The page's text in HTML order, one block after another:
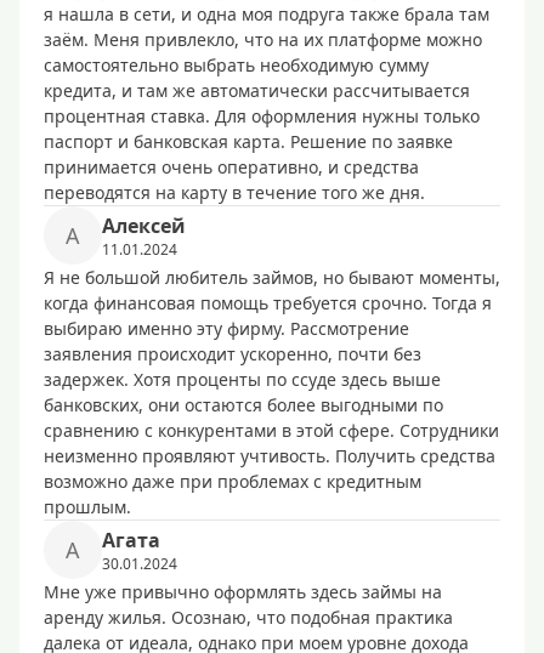
я нашла в сети, и одна моя подруга также брала там
заём. Меня привлекло, что на их платформе можно
самостоятельно выбрать необходимую сумму
кредита, и там же автоматически рассчитывается
процентная ставка. Для оформления нужны только
паспорт и банковская карта. Решение по заявке
принимается очень оперативно, и средства
переводятся на карту в течение того же дня.
А Алексей
11.01.2024
Я не большой любитель займов, но бывают моменты,
когда финансовая помощь требуется срочно. Тогда я
выбираю именно эту фирму. Рассмотрение
заявления происходит ускоренно, почти без
задержек. Хотя проценты по ссуде здесь выше
банковских, они остаются более выгодными по
сравнению с конкурентами в этой сфере. Сотрудники
неизменно проявляют учтивость. Получить средства
возможно даже при проблемах с кредитным
прошлым.
А Агата
30.01.2024
Мне уже привычно оформлять здесь займы на
аренду жилья. Осознаю, что подобная практика
далека от идеала, однако при моем уровне дохода